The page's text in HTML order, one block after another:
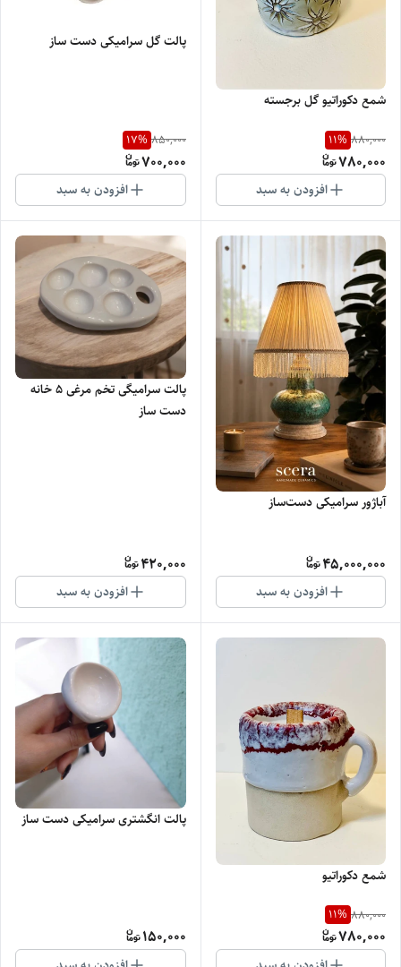
شمع دکوراتیو گل برجسته
880,000
11%
780,000
افزودن به سبد
پالت گل سرامیکی دست ساز
850,000
17%
700,000
افزودن به سبد
آباژور سرامیکی دست‌ساز
45,000,000
افزودن به سبد
پالت سرامیگی تخم مرغی 5 خانه
دست ساز
420,000
افزودن به سبد
شمع دکوراتیو
880,000
11%
780,000
پالت انگشتری سرامیکی دست ساز
150,000